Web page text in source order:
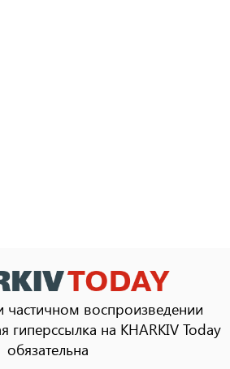
воспроизведении
гиперссылка на KHARKIV Today
обязательна